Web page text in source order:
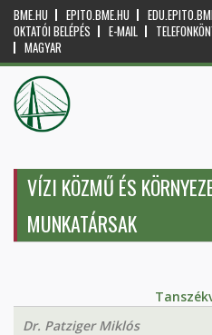
BME.HU EPITO.BME.HU
OKTATÓI BELÉPÉS
E-MAIL
MAGYAR
VÍZI KÖZMŰ ÉS
MUNKATÁRSAK
Dr. Patziger Miklós